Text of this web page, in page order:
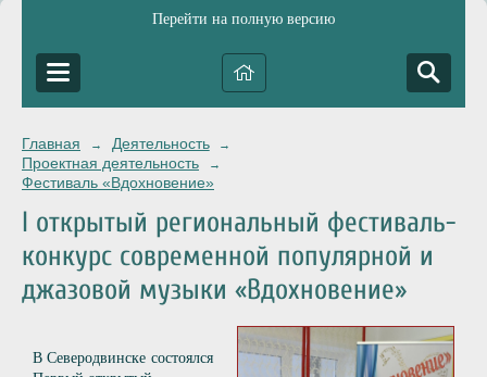
Перейти на полную версию
Главная → Деятельность →
Проектная деятельность →
Фестиваль «Вдохновение»
I открытый региональный фестиваль-
конкурс современной популярной и
джазовой музыки «Вдохновение»
В Северодвинске состоялся